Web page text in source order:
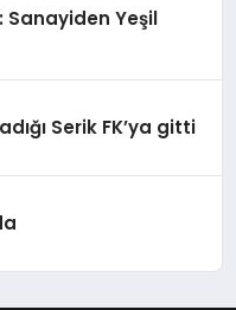
Sanayiden Yeşil
Serik FK’ya gitti